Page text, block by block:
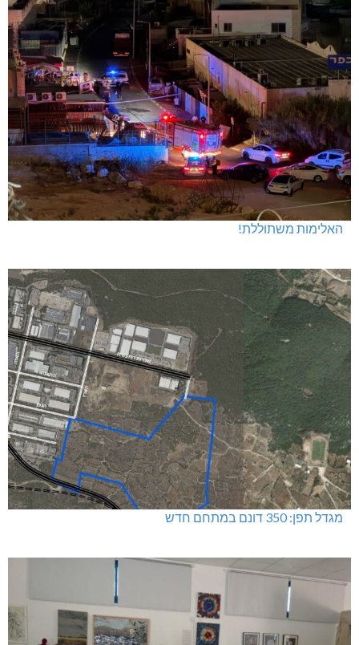
האלימות משתוללת!
מגדל תפן: 350 דונם במתחם חדש